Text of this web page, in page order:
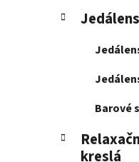
B
n
Preskočiť
kategórie
K
a
e
Barové
kreslá